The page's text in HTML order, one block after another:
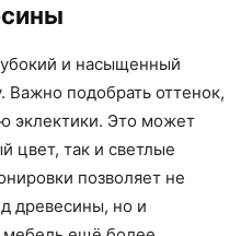
и насыщенный
Важно подобрать оттенок,
эклектики. Это может
цвет, так и светлые
позволяет не
древесины, но и